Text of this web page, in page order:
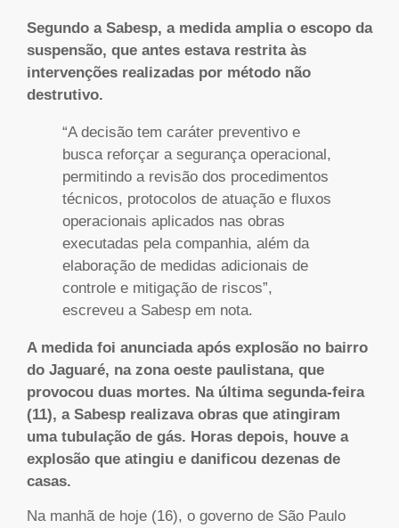
Segundo a Sabesp, a medida amplia o escopo da
suspensão, que antes estava restrita às
intervenções realizadas por método não
destrutivo.
“A decisão tem caráter preventivo e
busca reforçar a segurança operacional,
permitindo a revisão dos procedimentos
técnicos, protocolos de atuação e fluxos
operacionais aplicados nas obras
executadas pela companhia, além da
elaboração de medidas adicionais de
controle e mitigação de riscos”,
escreveu a Sabesp em nota.
A medida foi anunciada após explosão no bairro
do Jaguaré, na zona oeste paulistana, que
provocou duas mortes. Na última segunda-feira
(11), a Sabesp realizava obras que atingiram
uma tubulação de gás. Horas depois, houve a
explosão que atingiu e danificou dezenas de
casas.
Na manhã de hoje (16), o governo de São Paulo